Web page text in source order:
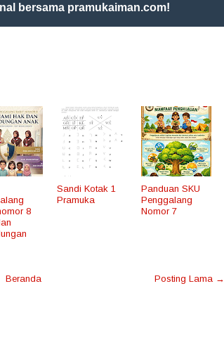
bersama pramukaiman.com!
8
Sandi Kotak 1
Pramuka
Panduan SKU
Penggalang
Nomor 7
Posting Lama →
Beranda